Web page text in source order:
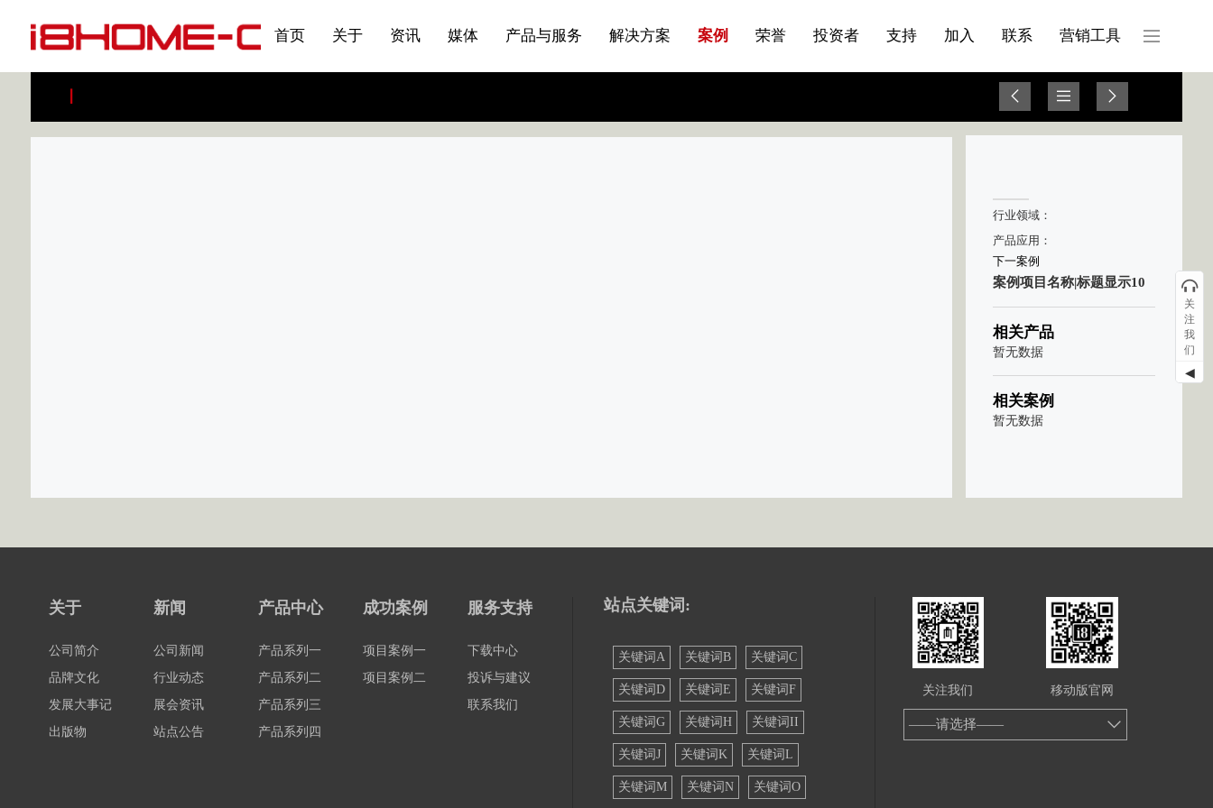
首页 关于
资讯
媒体
刊物专题三
产品与服务
产品&服务系列一 | 第02条
解决方案
案例
应用领域7
荣誉
投资者
支持
加入
联系
营销工具
行业领域：
产品应用：
下一案例
案例项目名称|标题显示10
相关产品
暂无数据
相关案例
暂无数据
关于
公司简介
品牌文化
发展大事记
出版物
新闻
公司新闻
行业动态
展会资讯
站点公告
产品中心
产品系列一
产品系列二
产品系列三
产品系列四
成功案例
项目案例一
项目案例二
服务支持
下载中心
投诉与建议
联系我们
站点关键词:
关键词A 关键词B 关键词C
关键词D 关键词E 关键词F
关键词G 关键词H 关键词II
关键词J 关键词K 关键词L
关键词M 关键词N 关键词O
关注我们 移动版官网
——请选择——
关
注
我
们
◀